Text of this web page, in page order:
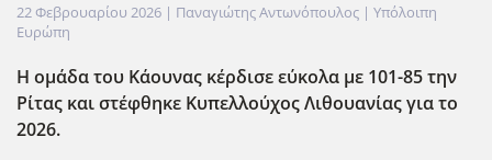
22 Φεβρουαρίου 2026 | Παναγιώτης Αντωνόπουλος | Υπόλοιπη
Ευρώπη
Η ομάδα του Κάουνας κέρδισε εύκολα με 101-85 την
Ρίτας και στέφθηκε Κυπελλούχος Λιθουανίας για το
2026.